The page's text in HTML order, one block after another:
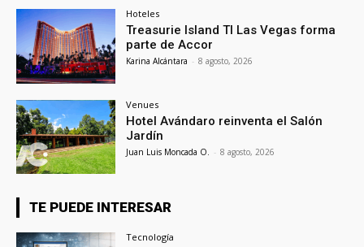
Hoteles
Treasurie Island TI Las Vegas forma
parte de Accor
Karina Alcántara - 8 agosto, 2026
Venues
Hotel Avándaro reinventa el Salón
Jardín
Juan Luis Moncada O. - 8 agosto, 2026
TE PUEDE INTERESAR
Tecnología